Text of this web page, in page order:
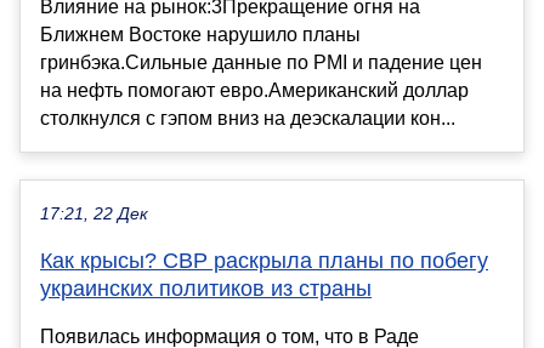
Влияние на рынок:3Прекращение огня на
Ближнем Востоке нарушило планы
гринбэка.Сильные данные по PMI и падение цен
на нефть помогают евро.Американский доллар
столкнулся с гэпом вниз на деэскалации кон...
17:21, 22 Дек
Как крысы? СВР раскрыла планы по побегу
украинских политиков из страны
Появилась информация о том, что в Раде